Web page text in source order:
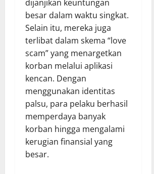
dijanjikan keuntungan
besar dalam waktu singkat.
Selain itu, mereka juga
terlibat dalam skema “love
scam” yang menargetkan
korban melalui aplikasi
kencan. Dengan
menggunakan identitas
palsu, para pelaku berhasil
memperdaya banyak
korban hingga mengalami
kerugian finansial yang
besar.